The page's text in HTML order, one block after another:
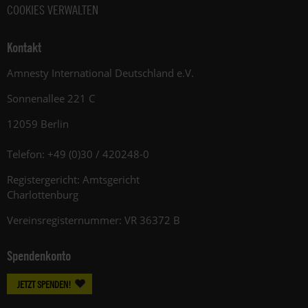
COOKIES VERWALTEN
Kontakt
Amnesty International Deutschland e.V.
Sonnenallee 221 C
12059 Berlin
Telefon: +49 (0)30 / 420248-0
Registergericht: Amtsgericht
Charlottenburg
Vereinsregisternummer: VR 36372 B
Spendenkonto
JETZT SPENDEN!